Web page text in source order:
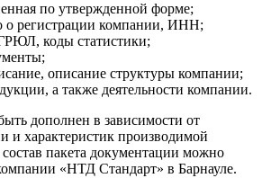
по утвержденной форме;
о регистрации компании, ИНН;
коды статистики;
описание структуры компании;
а также деятельности компании.
дополнен в зависимости от
и характеристик производимой
пакета документации можно
«НТД Стандарт» в Барнауле.